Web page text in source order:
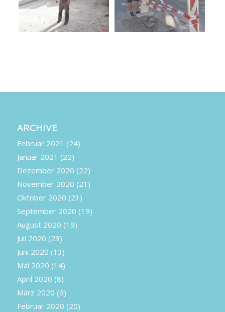
ARCHIVE
Februar 2021 (24)
Januar 2021 (22)
Dezember 2020 (22)
November 2020 (21)
Oktober 2020 (21)
September 2020 (19)
August 2020 (19)
Juli 2020 (23)
Juni 2020 (13)
Mai 2020 (14)
April 2020 (8)
März 2020 (9)
Februar 2020 (20)